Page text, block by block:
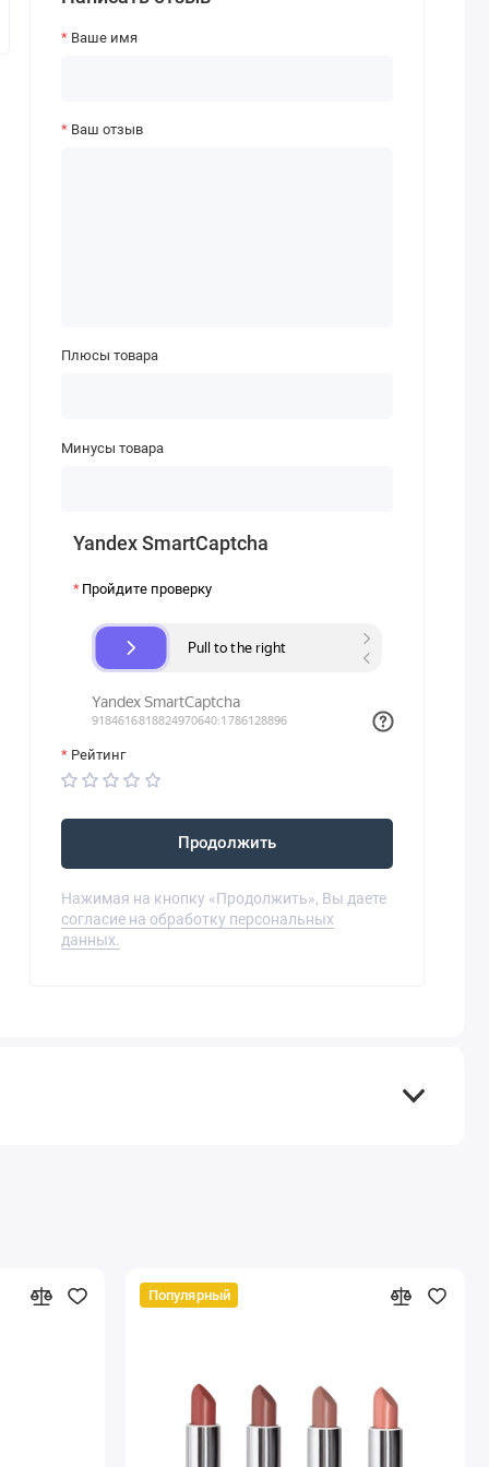
Ваше имя
Ваш отзыв
Плюсы товара
Минусы товара
Yandex SmartCaptcha
Пройдите проверку
Рейтинг
Продолжить
Нажимая на кнопку «Продолжить», Вы даете
согласие на обработку персональных
данных.
Популярный